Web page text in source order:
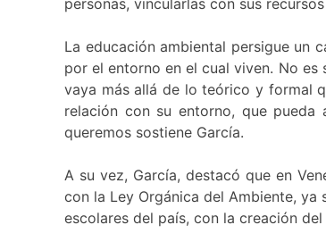
La educación ambiental persigue un
por el entorno en el cual viven. No
vaya más allá de lo teórico y formal
relación con su entorno, que
queremos sostiene García.
A su vez, García, destacó que en
con la Ley Orgánica del Ambiente,
escolares del país, con la creación